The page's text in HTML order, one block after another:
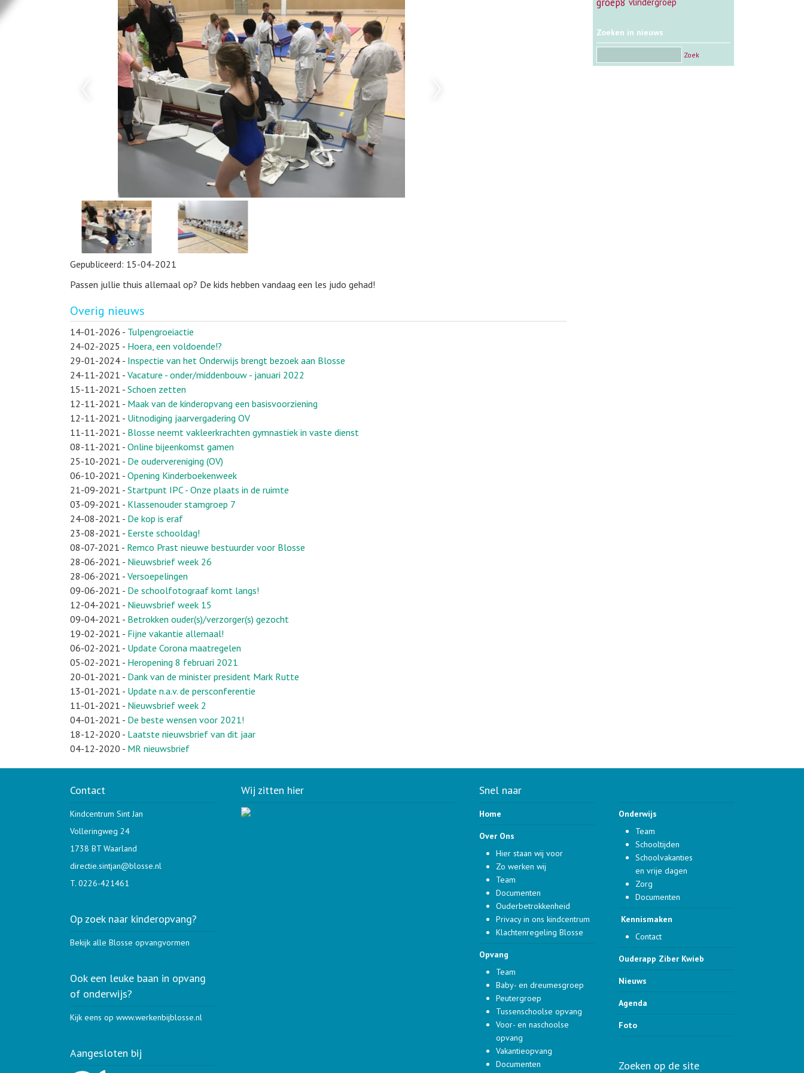
Gepubliceerd: 15-04-2021
Passen jullie thuis allemaal op? De kids hebben vandaag een les judo gehad!
Overig nieuws
14-01-2026 - Tulpengroeiactie
24-02-2025 - Hoera, een voldoende!?
29-01-2024 - Inspectie van het Onderwijs brengt bezoek aan Blosse
24-11-2021 - Vacature - onder/middenbouw - januari 2022
15-11-2021 - Schoen zetten
12-11-2021 - Maak van de kinderopvang een basisvoorziening
12-11-2021 - Uitnodiging jaarvergadering OV
11-11-2021 - Blosse neemt vakleerkrachten gymnastiek in vaste dienst
08-11-2021 - Online bijeenkomst gamen
25-10-2021 - De oudervereniging (OV)
06-10-2021 - Opening Kinderboekenweek
21-09-2021 - Startpunt IPC - Onze plaats in de ruimte
03-09-2021 - Klassenouder stamgroep 7
24-08-2021 - De kop is eraf
23-08-2021 - Eerste schooldag!
08-07-2021 - Remco Prast nieuwe bestuurder voor Blosse
28-06-2021 - Nieuwsbrief week 26
28-06-2021 - Versoepelingen
09-06-2021 - De schoolfotograaf komt langs!
12-04-2021 - Nieuwsbrief week 15
09-04-2021 - Betrokken ouder(s)/verzorger(s) gezocht
19-02-2021 - Fijne vakantie allemaal!
06-02-2021 - Update Corona maatregelen
05-02-2021 - Heropening 8 februari 2021
20-01-2021 - Dank van de minister president Mark Rutte
13-01-2021 - Update n.a.v. de persconferentie
11-01-2021 - Nieuwsbrief week 2
04-01-2021 - De beste wensen voor 2021!
18-12-2020 - Laatste nieuwsbrief van dit jaar
04-12-2020 - MR nieuwsbrief
Zoeken in nieuws
Zoek
Contact
Kindcentrum Sint Jan
Volleringweg 24
1738 BT Waarland
directie.sintjan@blosse.nl
T. 0226-421461
Op zoek naar kinderopvang?
Bekijk alle Blosse opvangvormen
Ook een leuke baan in opvang
of onderwijs?
Kijk eens op www.werkenbijblosse.nl
Aangesloten bij
Wij zitten hier Snel naar
Home
Over Ons
Hier staan wij voor
Zo werken wij
Team
Documenten
Ouderbetrokkenheid
Privacy in ons kindcentrum
Klachtenregeling Blosse
Opvang
Team
Baby- en dreumesgroep
Peutergroep
Tussenschoolse opvang
Voor- en naschoolse
opvang
Vakantieopvang
Documenten
Onderwijs
Team
Schooltijden
Schoolvakanties
en vrije dagen
Zorg
Documenten
Kennismaken
Contact
Ouderapp Ziber Kwieb
Nieuws
Agenda
Foto
Zoeken op de site